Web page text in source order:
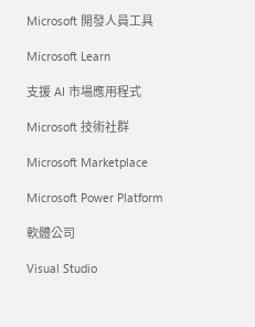
Microsoft 開發人員工具
Microsoft Learn
支援 AI 市場應用程式
Microsoft 技術社群
Microsoft Marketplace
Microsoft Power Platform
軟體公司
Visual Studio